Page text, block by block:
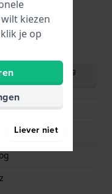
handleiding
kiezen
je op
Liever niet